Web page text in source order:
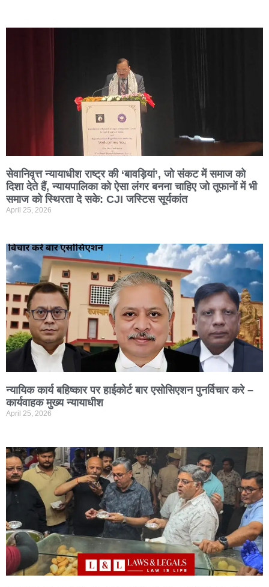
सेवानिवृत्त न्यायाधीश राष्ट्र की ‘बावड़ियां’, जो संकट में समाज को
दिशा देते हैं, न्यायपालिका को ऐसा लंगर बनना चाहिए जो तूफानों में भी
समाज को स्थिरता दे सके: CJI जस्टिस सूर्यकांत
April 25, 2026
न्यायिक कार्य बहिष्कार पर हाईकोर्ट बार एसोसिएशन पुनर्विचार करे –
कार्यवाहक मुख्य न्यायाधीश
April 25, 2026